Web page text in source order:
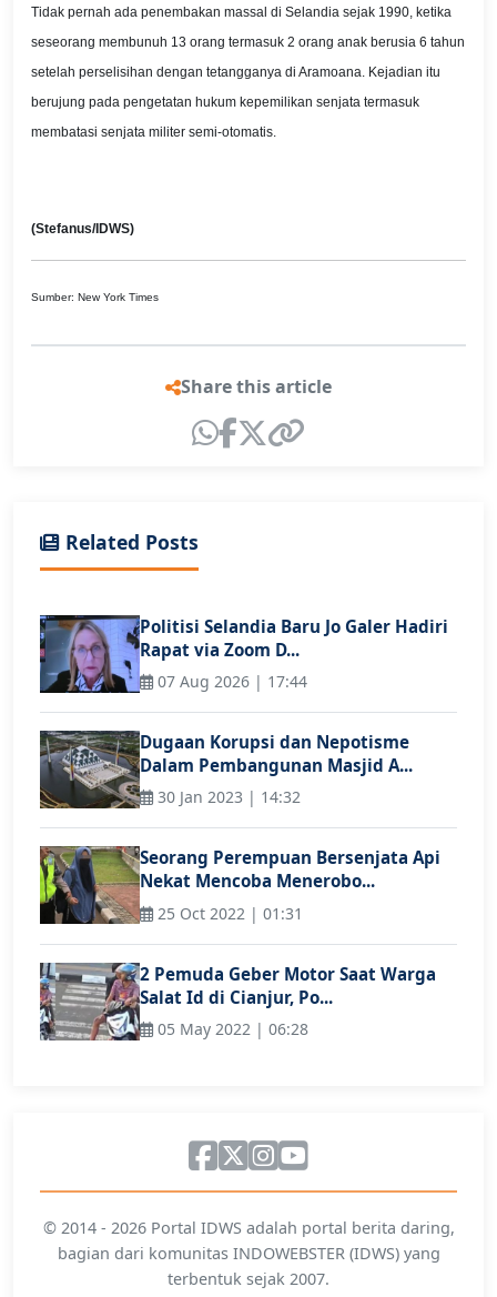
Tidak pernah ada penembakan massal di Selandia sejak 1990, ketika
seseorang membunuh 13 orang termasuk 2 orang anak berusia 6 tahun
setelah perselisihan dengan tetangganya di Aramoana. Kejadian itu
berujung pada pengetatan hukum kepemilikan senjata termasuk
membatasi senjata militer semi-otomatis.
(Stefanus/IDWS)
Sumber: New York Times
Share this article
Related Posts
Politisi Selandia Baru Jo Galer Hadiri
Rapat via Zoom D...
07 Aug 2026 | 17:44
Dugaan Korupsi dan Nepotisme
Dalam Pembangunan Masjid A...
30 Jan 2023 | 14:32
Seorang Perempuan Bersenjata Api
Nekat Mencoba Menerobo...
25 Oct 2022 | 01:31
2 Pemuda Geber Motor Saat Warga
Salat Id di Cianjur, Po...
05 May 2022 | 06:28
© 2014 - 2026 Portal IDWS adalah portal berita daring,
bagian dari komunitas INDOWEBSTER (IDWS) yang
terbentuk sejak 2007.